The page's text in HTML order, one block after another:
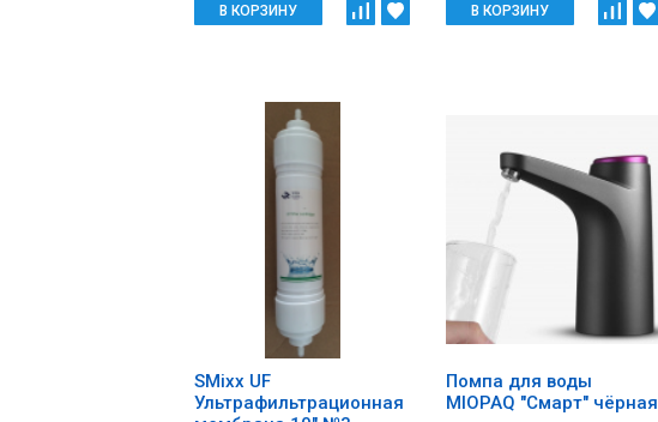
В КОРЗИНУ В КОРЗИНУ
SMixx UF
Ультрафильтрационная
Помпа для воды
MIOPAQ "Смарт" чёрная